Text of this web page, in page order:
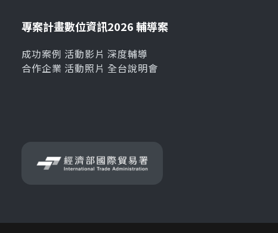
專案計畫
成功案例
合作企業
數位資訊
活動影片
活動照片
2026 輔導案
深度輔導
全台說明會